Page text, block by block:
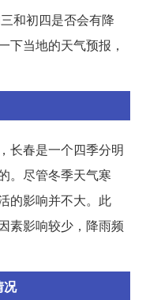
和初四是否会有降
下当地的天气预报，
长春是一个四季分明
。尽管冬季天气寒
的影响并不大。此
素影响较少，降雨频
况